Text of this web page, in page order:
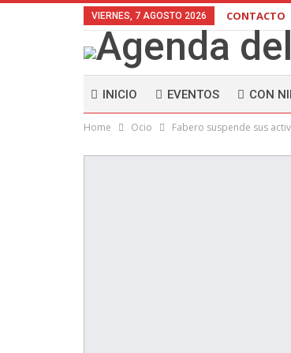
VIERNES, 7 AGOSTO 2026 CONTACTO
INICIO EVENTOS CON
Home Ocio Fabero suspende sus